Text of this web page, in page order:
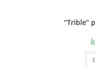
“Trible”